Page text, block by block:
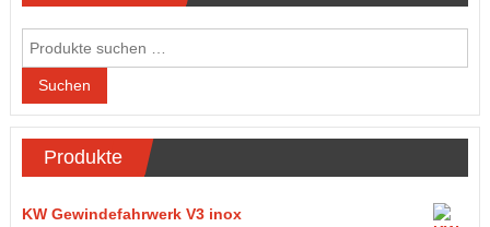
Suchen
Produkte
KW Gewindefahrwerk V3 inox